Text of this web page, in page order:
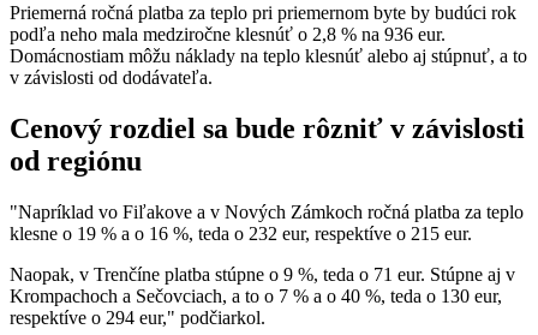
Priemerná ročná platba za teplo pri priemernom byte by budúci rok
podľa neho mala medziročne klesnúť o 2,8 % na 936 eur.
Domácnostiam môžu náklady na teplo klesnúť alebo aj stúpnuť, a to
v závislosti od dodávateľa.
Cenový rozdiel sa bude rôzniť v závislosti
od regiónu
"Napríklad vo Fiľakove a v Nových Zámkoch ročná platba za teplo
klesne o 19 % a o 16 %, teda o 232 eur, respektíve o 215 eur.
Naopak, v Trenčíne platba stúpne o 9 %, teda o 71 eur. Stúpne aj v
Krompachoch a Sečovciach, a to o 7 % a o 40 %, teda o 130 eur,
respektíve o 294 eur," podčiarkol.